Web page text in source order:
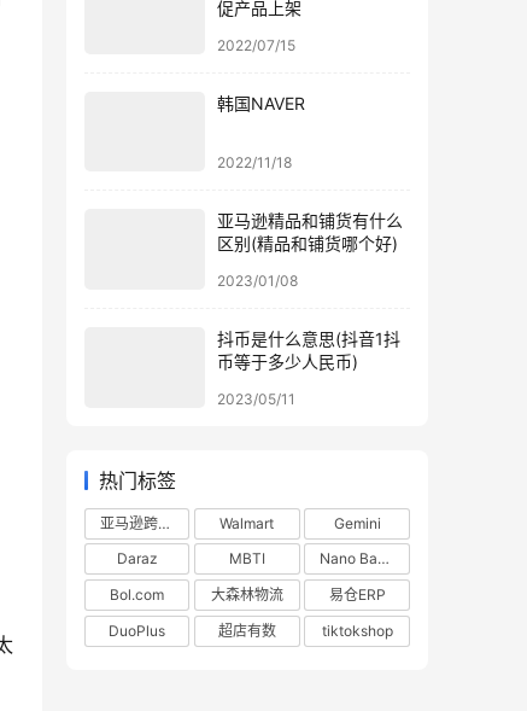
促产品上架
2022/07/15
韩国NAVER
2022/11/18
亚马逊精品和铺货有什么
区别(精品和铺货哪个好)
2023/01/08
抖币是什么意思(抖音1抖
币等于多少人民币)
2023/05/11
热门标签
亚马逊跨境电商 Walmart
Gemini
Daraz
MBTI
Nano Banana
Bol.com
大森林物流
易仓ERP
DuoPlus
超店有数 tiktokshop